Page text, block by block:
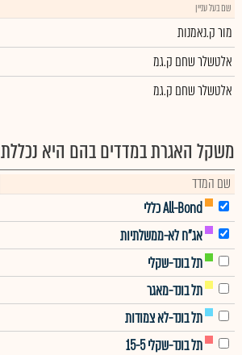
שם בעל עניין
מור ק.נאמנות
אלטשלר שחם ק.גמ
אלטשלר שחם ק.גמ
משקל האגרת במדדים בהם היא נכללת
שם המדד
All-Bond כללי
אג"ח לא-ממשלתיות
תל בונד-שקלי
תל בונד-מאגר
תל בונד-לא צמודות
תל בונד-שקלי 15-5